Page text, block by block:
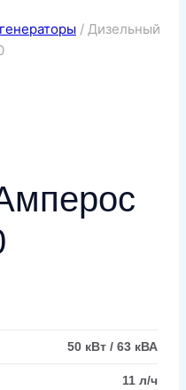
/ Дизельный
50 кВт / 63 кВА
11 л/ч